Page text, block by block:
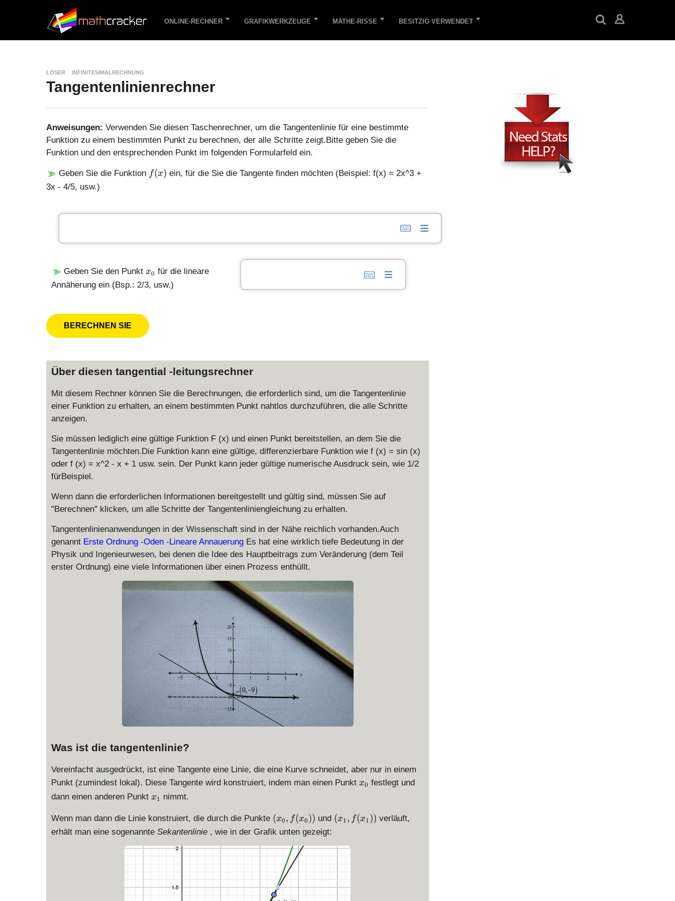
ONLINE-RECHNER GRAFIKWERKZEUGE MATHE-RISSE BESITZIG VERWENDET
LÖSER INFINITESIMALRECHNUNG
Tangentenlinienrechner
Anweisungen: Verwenden Sie diesen Taschenrechner, um die Tangentenlinie für eine bestimmte
Funktion zu einem bestimmten Punkt zu berechnen, der alle Schritte zeigt.Bitte geben Sie die
Funktion und den entsprechenden Punkt im folgenden Formularfeld ein.
Geben Sie die Funktion ff(x) ein, für die Sie die Tangente finden möchten (Beispiel: f(x) = 2x^3 +
3x - 4/5, usw.)
Geben Sie den Punkt x
_
0
x0 für die lineare
Annäherung ein (Bsp.: 2/3, usw.)
Über diesen tangential -leitungsrechner
Mit diesem Rechner können Sie die Berechnungen, die erforderlich sind, um die Tangentenlinie
einer Funktion zu erhalten, an einem bestimmten Punkt nahtlos durchzuführen, die alle Schritte
anzeigen.
Sie müssen lediglich eine gültige Funktion F (x) und einen Punkt bereitstellen, an dem Sie die
Tangentenlinie möchten.Die Funktion kann eine gültige, differenzierbare Funktion wie f (x) = sin (x)
oder f (x) = x^2 - x + 1 usw. sein. Der Punkt kann jeder gültige numerische Ausdruck sein, wie 1/2
fürBeispiel.
Wenn dann die erforderlichen Informationen bereitgestellt und gültig sind, müssen Sie auf
"Berechnen" klicken, um alle Schritte der Tangentenliniengleichung zu erhalten.
Tangentenlinienanwendungen in der Wissenschaft sind in der Nähe reichlich vorhanden.Auch
genannt Erste Ordnung -Oden -Lineare Annauerung Es hat eine wirklich tiefe Bedeutung in der
Physik und Ingenieurwesen, bei denen die Idee des Hauptbeitrags zum Veränderung (dem Teil
erster Ordnung) eine viele Informationen über einen Prozess enthüllt.
Was ist die tangentenlinie?
Vereinfacht ausgedrückt, ist eine Tangente eine Linie, die eine Kurve schneidet, aber nur in einem
Punkt (zumindest lokal). Diese Tangente wird konstruiert, indem man einen Punkt x
x0 festlegt und
dann einen anderen Punkt x
1
x1 nimmt.
Wenn man dann die Linie konstruiert, die durch die Punkte (
x
0
(
x
(x0, f(x0)) und (
1
(
(x1, f(x1)) verläuft,
erhält man eine sogenannte Sekantenlinie , wie in der Grafik unten gezeigt: